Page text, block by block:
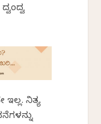
ಇಲ್ಲ. ನಿತ್ಯ